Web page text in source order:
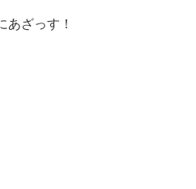
あざっす！